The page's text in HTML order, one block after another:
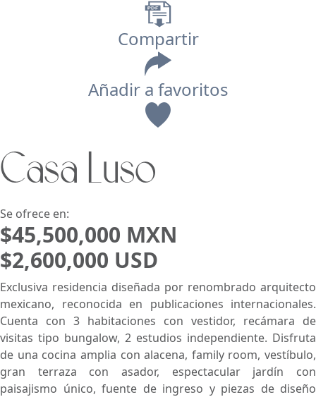
Compartir
Añadir a favoritos
Casa Luso
Se ofrece en:
$45,500,000 MXN
$2,600,000 USD
Exclusiva residencia diseñada por renombrado arquitecto
mexicano, reconocida en publicaciones internacionales.
Cuenta con 3 habitaciones con vestidor, recámara de
visitas tipo bungalow, 2 estudios independiente. Disfruta
de una cocina amplia con alacena, family room, vestíbulo,
gran terraza con asador, espectacular jardín con
paisajismo único, fuente de ingreso y piezas de diseño